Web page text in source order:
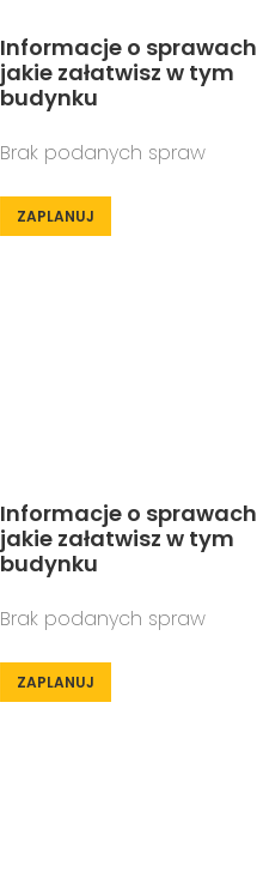
Informacje o sprawach
jakie załatwisz w tym
budynku
Brak podanych spraw
ZAPLANUJ
Informacje o sprawach
jakie załatwisz w tym
budynku
Brak podanych spraw
ZAPLANUJ